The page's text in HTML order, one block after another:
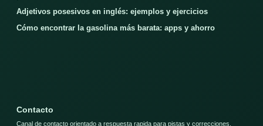
Adjetivos posesivos en inglés: ejemplos y ejercicios
Cómo encontrar la gasolina más barata: apps y ahorro
Contacto
Canal de contacto orientado a respuesta rapida para pistas y correcciones.